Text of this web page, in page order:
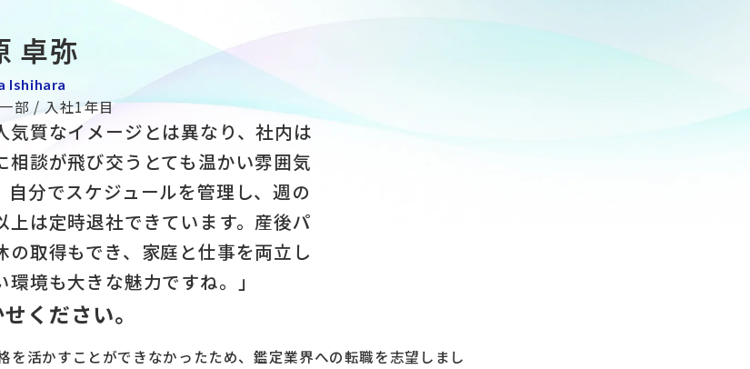
卓弥
Ishihara
部 / 入社1年目
気質なイメージとは異なり、社内は
相談が飛び交うとても温かい雰囲気
自分でスケジュールを管理し、週の
上は定時退社できています。産後パ
の取得もでき、家庭と仕事を両立し
環境も大きな魅力ですね。」
ください。
活かすことができなかったため、鑑定業界への転職を志望しまし